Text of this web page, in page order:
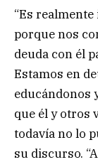
“Es
porque nos
deuda con él
Estamos en
educándonos
que él y otros
todavía no lo
su discurso.